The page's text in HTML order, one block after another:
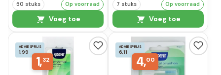
50 stuks Op voorraad
Voeg toe
7 stuks Op voorraad
Voeg toe
ADVIESPRIJS
1,99
1,32
ADVIESPRIJS
6,11
4,00